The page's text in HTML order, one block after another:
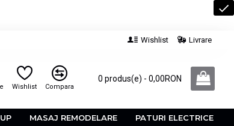
Wishlist Livrare
Wishlist Compara
0 produs(e) - 0,00RON
MASAJ REMODELARE PATURI ELECTRICE